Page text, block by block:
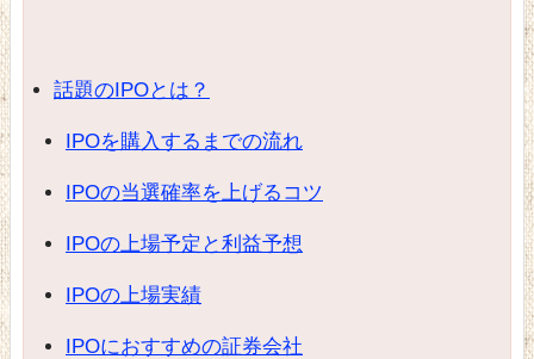
話題のIPOとは？
IPOを購入するまでの流れ
IPOの当選確率を上げるコツ
IPOの上場予定と利益予想
IPOの上場実績
IPOにおすすめの証券会社